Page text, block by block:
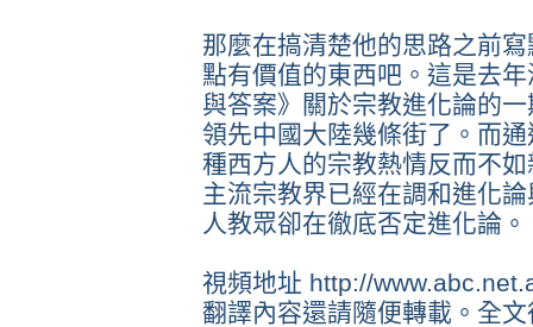
那麼在搞清楚他的思路之前
點有價值的東西吧。這是去
與答案》關於宗教進化論的
領先中國大陸幾條街了。而
種西方人的宗教熱情反而不
主流宗教界已經在調和進化
人教眾卻在徹底否定進化論。
視頻地址 http://
翻譯內容還請隨便轉載。全